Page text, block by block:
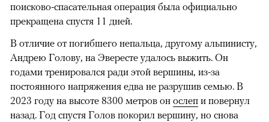
поисково-спасательная операция была официально
прекращена спустя 11 дней.
В отличие от погибшего непальца, другому альпинисту,
Андрею Голову, на Эвересте удалось выжить. Он
годами тренировался ради этой вершины, из-за
постоянного напряжения едва не разрушив семью. В
2023 году на высоте 8300 метров он ослеп и повернул
назад. Год спустя Голов покорил вершину, но снова